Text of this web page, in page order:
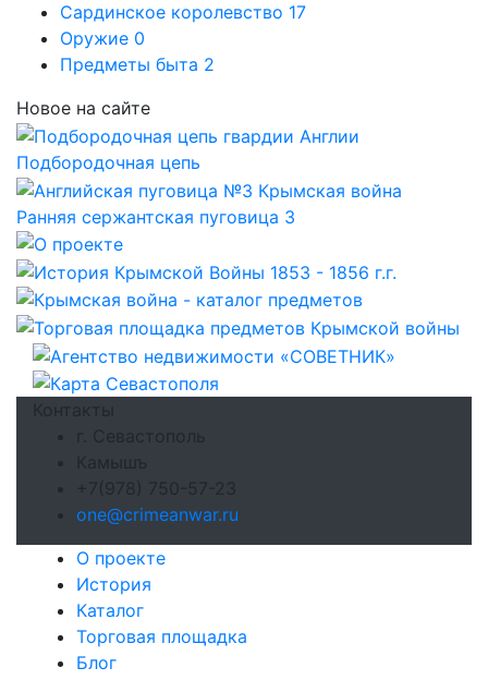
Сардинское королевство 17
Оружие 0
Предметы быта 2
Новое на сайте
Подбородочная цепь
Ранняя сержантская пуговица 3
Контакты
г. Севастополь
Камышъ
+7(978) 750-57-23
one@crimeanwar.ru
О проекте
История
Каталог
Торговая площадка
Блог